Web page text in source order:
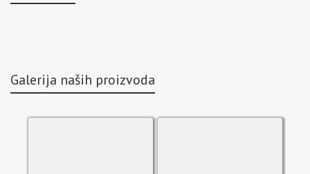
Galerija naših proizvoda